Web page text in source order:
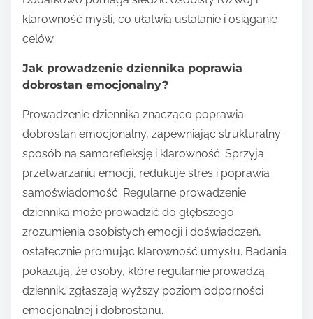
klarowność myśli, co ułatwia ustalanie i osiąganie
celów.
Jak prowadzenie dziennika poprawia
dobrostan emocjonalny?
Prowadzenie dziennika znacząco poprawia
dobrostan emocjonalny, zapewniając strukturalny
sposób na samorefleksję i klarowność. Sprzyja
przetwarzaniu emocji, redukuje stres i poprawia
samoświadomość. Regularne prowadzenie
dziennika może prowadzić do głębszego
zrozumienia osobistych emocji i doświadczeń,
ostatecznie promując klarowność umysłu. Badania
pokazują, że osoby, które regularnie prowadzą
dziennik, zgłaszają wyższy poziom odporności
emocjonalnej i dobrostanu.